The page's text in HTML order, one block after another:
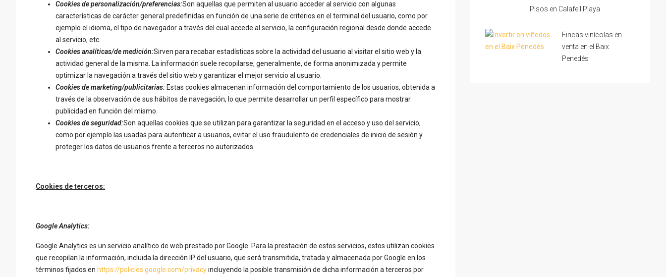
Cookies de personalización/preferencias:Son aquellas que permiten al usuario acceder al servicio con algunas
características de carácter general predefinidas en función de una serie de criterios en el terminal del usuario, como por
ejemplo el idioma, el tipo de navegador a través del cual accede al servicio, la configuración regional desde donde accede
al servicio, etc.
Cookies analíticas/de medición:Sirven para recabar estadísticas sobre la actividad del usuario al visitar el sitio web y la
actividad general de la misma. La información suele recopilarse, generalmente, de forma anonimizada y permite
optimizar la navegación a través del sitio web y garantizar el mejor servicio al usuario.
Cookies de marketing/publicitarias: Estas cookies almacenan información del comportamiento de los usuarios, obtenida a
través de la observación de sus hábitos de navegación, lo que permite desarrollar un perfil específico para mostrar
publicidad en función del mismo.
Cookies de seguridad:Son aquellas cookies que se utilizan para garantizar la seguridad en el acceso y uso del servicio,
como por ejemplo las usadas para autenticar a usuarios, evitar el uso fraudulento de credenciales de inicio de sesión y
proteger los datos de usuarios frente a terceros no autorizados.
Cookies de terceros:
Google Analytics:
Google Analytics es un servicio analítico de web prestado por Google. Para la prestación de estos servicios, estos utilizan cookies
que recopilan la información, incluida la dirección IP del usuario, que será transmitida, tratada y almacenada por Google en los
términos fijados en https://policies.google.com/privacyincluyendo la posible transmisión de dicha información a terceros por
Pisos en Calafell Playa
Fincas vinícolas en
venta en el Baix
Penedés